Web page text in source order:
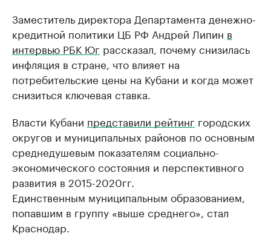
Заместитель директора Департамента денежно-
кредитной политики ЦБ РФ Андрей Липин в
интервью РБК Юг рассказал, почему снизилась
инфляция в стране, что влияет на
потребительские цены на Кубани и когда может
снизиться ключевая ставка.
Власти Кубани представили рейтинг городских
округов и муниципальных районов по основным
среднедушевым показателям социально-
экономического состояния и перспективного
развития в 2015-2020гг.
Единственным муниципальным образованием,
попавшим в группу «выше среднего», стал
Краснодар.